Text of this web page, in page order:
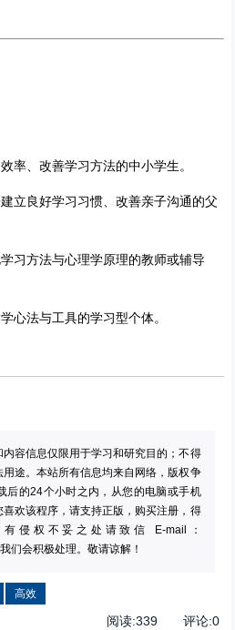
率、改善学习方法的中小学生。
立良好学习习惯、改善亲子沟通的父
习方法与心理学原理的教师或辅导
心法与工具的学习型个体。
容信息仅限用于学习和研究目的；不得
途。本站所有信息均来自网络，版权争
后的24个小时之内，从您的电脑或手机
欢该程序，请支持正版，购买注册，得
侵权不妥之处请致信 E-mail：
我们会积极处理。敬请谅解！
高效
阅读:339评论:0